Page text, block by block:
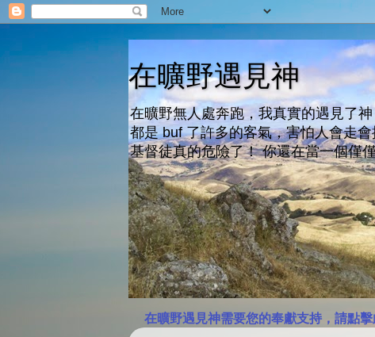
在曠野遇見神
在曠野無人處奔跑，我真實的遇見了
都是 buf 了許多的客氣，害怕人會走
基督徒真的危險了！ 你還在當一個僅
在曠野遇見神需要您的奉獻支持，請點